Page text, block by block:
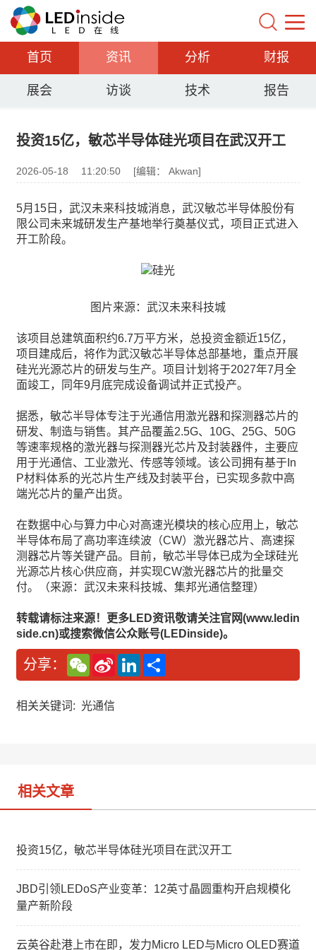
首页 资讯 分析 财报
展会 访谈 技术 报告
投资15亿，敏芯半导体硅光项目在武汉开工
2026-05-18 11:20:50 [编辑： Akwan]
5月15日，武汉未来科技城消息，武汉敏芯半导体股份有
限公司未来城研发生产基地举行奠基仪式，项目正式进入
开工阶段。
图片来源：武汉未来科技城
该项目总建筑面积约6.7万平方米，总投资金额近15亿，
项目建成后，将作为武汉敏芯半导体总部基地，重点开展
硅光光源芯片的研发与生产。项目计划将于2027年7月全
面竣工，同年9月底完成设备调试并正式投产。
据悉，敏芯半导体专注于光通信用激光器和探测器芯片的
研发、制造与销售。其产品覆盖2.5G、10G、25G、50G
等速率规格的激光器与探测器光芯片及封装器件，主要应
用于光通信、工业激光、传感等领域。该公司拥有基于In
P材料体系的光芯片生产线及封装平台，已实现多款中高
端光芯片的量产出货。
在数据中心与算力中心对高速光模块的核心应用上，敏芯
半导体布局了高功率连续波（CW）激光器芯片、高速探
测器芯片等关键产品。目前，敏芯半导体已成为全球硅光
光源芯片核心供应商，并实现CW激光器芯片的批量交
付。（来源：武汉未来科技城、集邦光通信整理）
转载请标注来源！更多LED资讯敬请关注官网(www.ledin
side.cn)或搜索微信公众账号(LEDinside)。
分享：
W
e
C
a
S
n
L
n
相关关键词: 光通信
相关文章
投资15亿，敏芯半导体硅光项目在武汉开工
JBD引领LEDoS产业变革：12英寸晶圆重构开启规模化
量产新阶段
云英谷赴港上市在即，发力Micro LED与Micro OLED赛道